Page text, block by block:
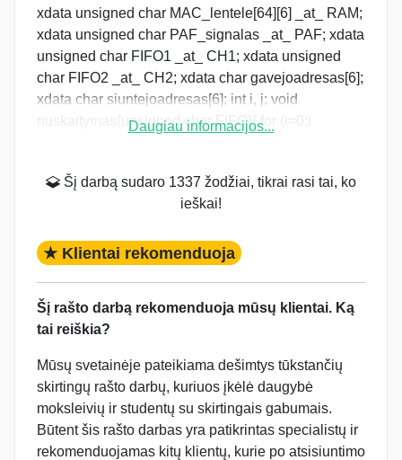
xdata unsigned char MAC_lentele[64][6] _at_ RAM;
xdata unsigned char PAF_signalas _at_ PAF; xdata
unsigned char FIFO1 _at_ CH1; xdata unsigned
char FIFO2 _at_ CH2; xdata char gavejoadresas[6];
xdata char siuntejoadresas[6]; int i, j; void
nuskaitymas(unsigned char FIFO){ for (i=0;i
Daugiau informacijos...
Šį darbą sudaro 1337 žodžiai, tikrai rasi tai, ko
ieškai!
★ Klientai rekomenduoja
Šį rašto darbą rekomenduoja mūsų klientai. Ką
tai reiškia?
Mūsų svetainėje pateikiama dešimtys tūkstančių
skirtingų rašto darbų, kuriuos įkėlė daugybė
moksleivių ir studentų su skirtingais gabumais.
Būtent šis rašto darbas yra patikrintas specialistų ir
rekomenduojamas kitų klientų, kurie po atsisiuntimo